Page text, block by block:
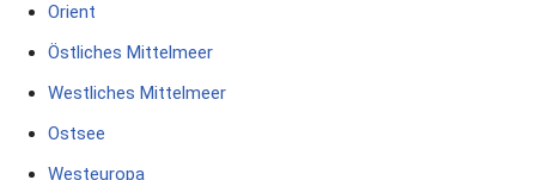
Orient
Östliches Mittelmeer
Westliches Mittelmeer
Ostsee
Westeuropa